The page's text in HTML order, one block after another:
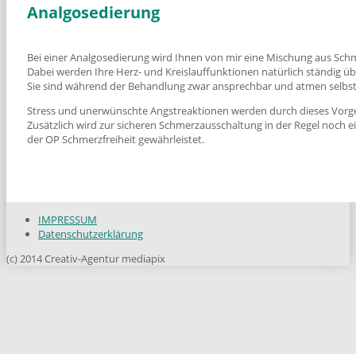
Analgosedierung
Bei einer Analgosedierung wird Ihnen von mir eine Mischung aus
Dabei werden Ihre Herz- und Kreislauffunktionen natürlich ständig
Sie sind während der Behandlung zwar ansprechbar und atmen
Stress und unerwünschte Angstreaktionen werden durch dieses
Zusätzlich wird zur sicheren Schmerzausschaltung in der Regel
der OP Schmerzfreiheit gewährleistet.
IMPRESSUM
Datenschutzerklärung
(c) 2014 Creativ-Agentur mediapix